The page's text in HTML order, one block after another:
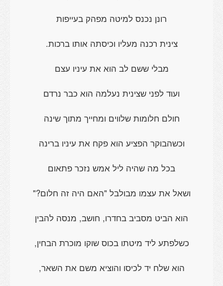
רונן נכנס למיטה מפהק בעייפות
צינית רכנה מעליו וכיסתה אותו ברכות.
מבלי ששם לב הוא את עיניו עצם
ועוד לפני שצינית נעלמה הוא כבר נרדם
חולם חלומות שלווים ומחייך מתוך שינה
וכשהבוקר הפציע הוא פקח את עיניו ברינה
בכל מה שהיה ליל אמש נזכר פתאום
ושאל את עצמו מבולבל "האם היה זה חלום?"
הוא הביט מסביב בחדרו, חושב, מנסה להבין
כשלפתע ליד מיטתו בכוס שוקו מוכרת הבחין,
הוא שלח יד לכיסו והוציא משם את השאר,